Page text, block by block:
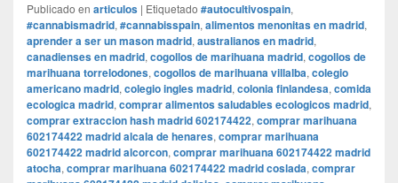
Publicado en articulos | Etiquetado #autocultivospain,
#cannabismadrid, #cannabisspain, alimentos menonitas en madrid,
aprender a ser un mason madrid, australianos en madrid,
canadienses en madrid, cogollos de marihuana madrid, cogollos de
marihuana torrelodones, cogollos de marihuana villalba, colegio
americano madrid, colegio ingles madrid, colonia finlandesa, comida
ecologica madrid, comprar alimentos saludables ecologicos madrid,
comprar extraccion hash madrid 602174422, comprar marihuana
602174422 madrid alcala de henares, comprar marihuana
602174422 madrid alcorcon, comprar marihuana 602174422 madrid
atocha, comprar marihuana 602174422 madrid coslada, comprar